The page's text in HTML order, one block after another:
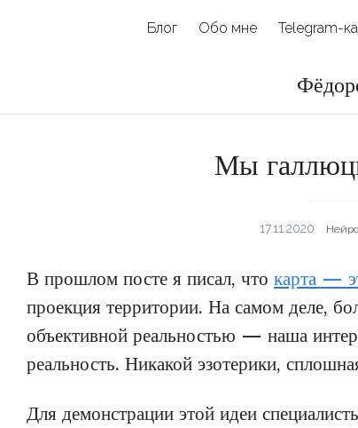
Блог Обо мне Telegram-
​​Мы
17.11.2020
В прошлом посте я писал, что карта —
проекция территории. На самом деле,
объективной реальностью — наша
реальность. Никакой эзотерики,
Для демонстрации этой идеи